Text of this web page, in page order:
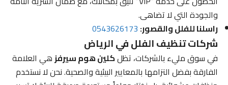
والجودة التي لا تضاهى.
راسلنا للفلل والقصور:0543626173
شركات تنظيف الفلل في الرياض
في سوق مليء بالشركات، تظلكلين هوم سيرفزهي العلامة
الفارقة بفضل التزامها بالمعايير البيئية والصحية. نحن لا نستخدم